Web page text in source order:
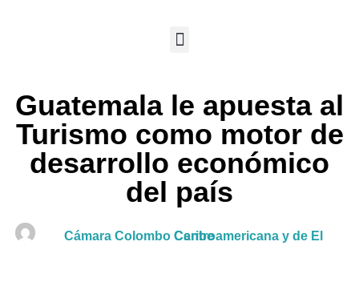
Guatemala le apuesta al
Turismo como motor de
desarrollo económico
del país
Cámara Colombo Centroamericana y de El Caribe